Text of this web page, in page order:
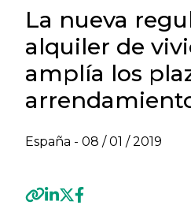
La nueva
alquiler de
amplía los
España - 08 / 01 / 2019